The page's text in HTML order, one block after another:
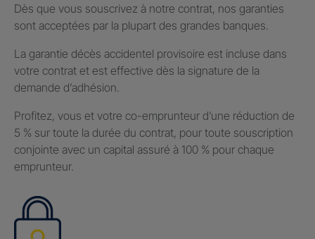
Dès que vous souscrivez à notre contrat, nos garanties
sont acceptées par la plupart des grandes banques.
La garantie décès accidentel provisoire est incluse dans
votre contrat et est effective dès la signature de la
demande d’adhésion.
Profitez, vous et votre co-emprunteur d’une réduction de
5 % sur toute la durée du contrat, pour toute souscription
conjointe avec un capital assuré à 100 % pour chaque
emprunteur.